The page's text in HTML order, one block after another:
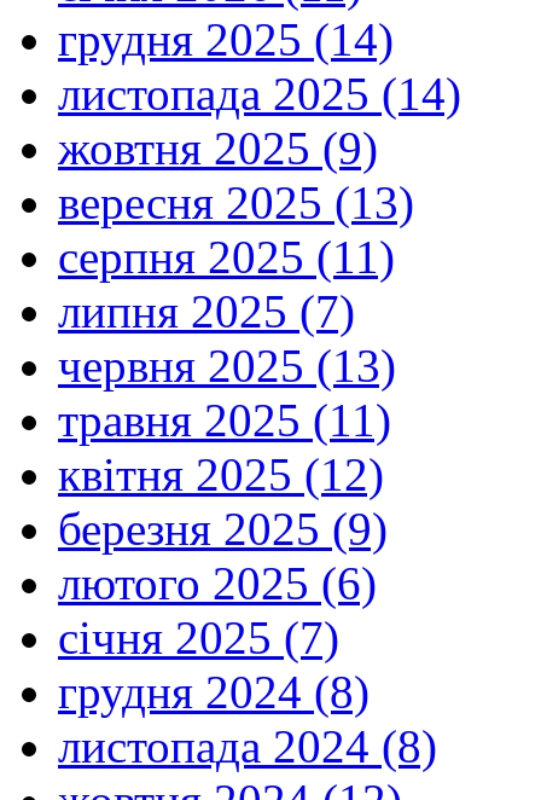
грудня 2025 (14)
листопада 2025 (14)
жовтня 2025 (9)
вересня 2025 (13)
серпня 2025 (11)
липня 2025 (7)
червня 2025 (13)
травня 2025 (11)
квітня 2025 (12)
березня 2025 (9)
лютого 2025 (6)
січня 2025 (7)
грудня 2024 (8)
листопада 2024 (8)